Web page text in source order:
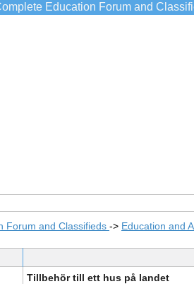
Education Forum and
Forum and Classifieds -> Education and
Tillbehör till ett hus på landet